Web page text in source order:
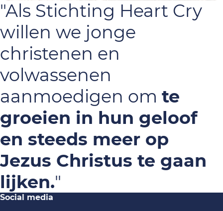
"Als Stichting Heart Cry
willen we jonge
christenen en
volwassenen
aanmoedigen om te
groeien in hun geloof
en steeds meer op
Jezus Christus te gaan
lijken."
Social media